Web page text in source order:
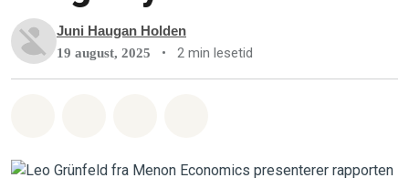
Juni Haugan Holden
19 august, 2025 • 2 min lesetid